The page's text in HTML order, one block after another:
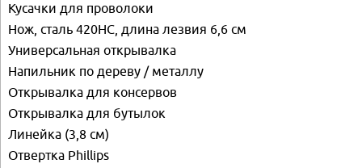
Кусачки для проволоки
Нож, сталь 420HC, длина лезвия 6,6 см
Универсальная открывалка
Напильник по дереву / металлу
Открывалка для консервов
Открывалка для бутылок
Линейка (3,8 см)
Отвертка Phillips